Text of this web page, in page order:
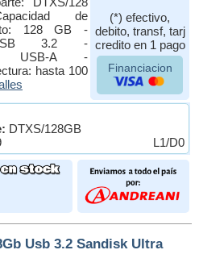
de
128 GB -
3.2 -
USB-A -
hasta 100
(*) efectivo,
debito, transf, tarj
credito en 1 pago
Financiacion
DTXS/128GB
L1/D0
Usb 3.2 Sandisk Ultra